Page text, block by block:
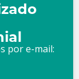
por e-mail: